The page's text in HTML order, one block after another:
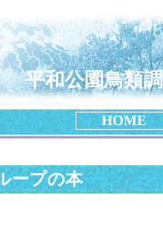
平和公園鳥類
HOME
ープの本